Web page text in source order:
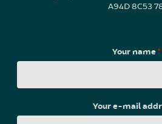
A94D 8C53
Your name*
Your e-mail